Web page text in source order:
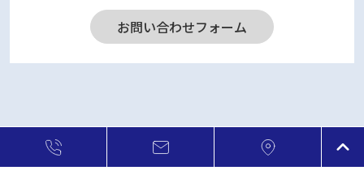
お問い合わせフォーム
© 2023 株式会社FJコンポジット